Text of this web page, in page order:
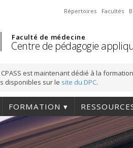
Répertoires Facultés
Faculté de médecine
Centre de pédagogie
est maintenant dédié à la
disponibles sur le site du DPC.
FORMATION